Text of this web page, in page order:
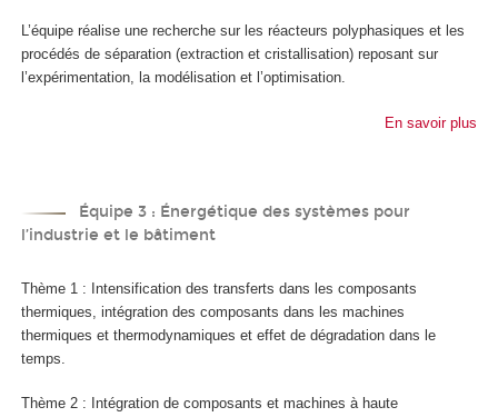
L’équipe réalise une recherche sur les réacteurs polyphasiques et les
procédés de séparation (extraction et cristallisation) reposant sur
l’expérimentation, la modélisation et l’optimisation.
En savoir plus
Équipe 3 : Énergétique des systèmes pour
l’industrie et le bâtiment
Thème 1 : Intensification des transferts dans les composants
thermiques, intégration des composants dans les machines
thermiques et thermodynamiques et effet de dégradation dans le
temps.
Thème 2 : Intégration de composants et machines à haute